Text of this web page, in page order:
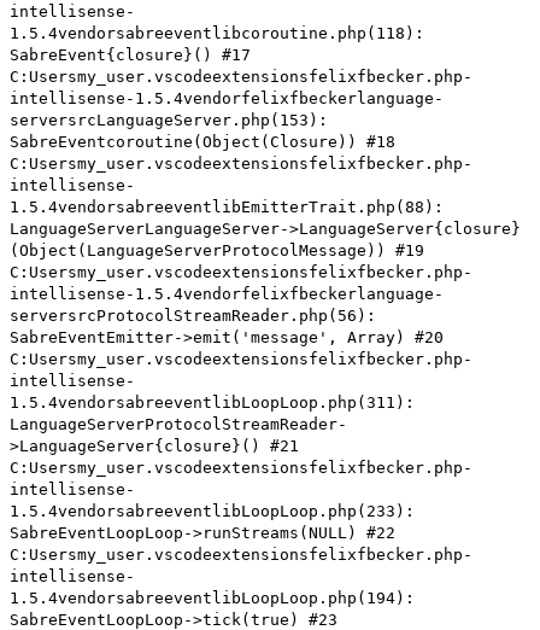
intellisense-
1.5.4vendorsabreeventlibcoroutine.php(118):
SabreEvent{closure}() #17
C:Usersmy_user.vscodeextensionsfelixfbecker.php-
intellisense-1.5.4vendorfelixfbeckerlanguage-
serversrcLanguageServer.php(153):
SabreEventcoroutine(Object(Closure)) #18
C:Usersmy_user.vscodeextensionsfelixfbecker.php-
intellisense-
1.5.4vendorsabreeventlibEmitterTrait.php(88):
LanguageServerLanguageServer->LanguageServer{closure}
(Object(LanguageServerProtocolMessage)) #19
C:Usersmy_user.vscodeextensionsfelixfbecker.php-
intellisense-1.5.4vendorfelixfbeckerlanguage-
serversrcProtocolStreamReader.php(56):
SabreEventEmitter->emit('message', Array) #20
C:Usersmy_user.vscodeextensionsfelixfbecker.php-
intellisense-
1.5.4vendorsabreeventlibLoopLoop.php(311):
LanguageServerProtocolStreamReader-
>LanguageServer{closure}() #21
C:Usersmy_user.vscodeextensionsfelixfbecker.php-
intellisense-
1.5.4vendorsabreeventlibLoopLoop.php(233):
SabreEventLoopLoop->runStreams(NULL) #22
C:Usersmy_user.vscodeextensionsfelixfbecker.php-
intellisense-
1.5.4vendorsabreeventlibLoopLoop.php(194):
SabreEventLoopLoop->tick(true) #23